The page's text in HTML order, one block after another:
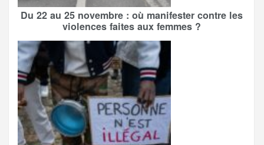
Du 22 au 25 novembre : où manifester contre les
violences faites aux femmes ?